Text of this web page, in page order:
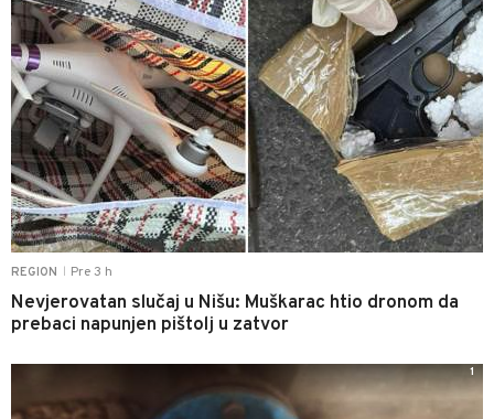
REGION Pre 3 h
Nevjerovatan slučaj u Nišu: Muškarac htio dronom da
prebaci napunjen pištolj u zatvor
1